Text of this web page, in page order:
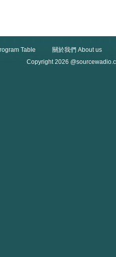
Table
關於我們 About us
Copyright 2026